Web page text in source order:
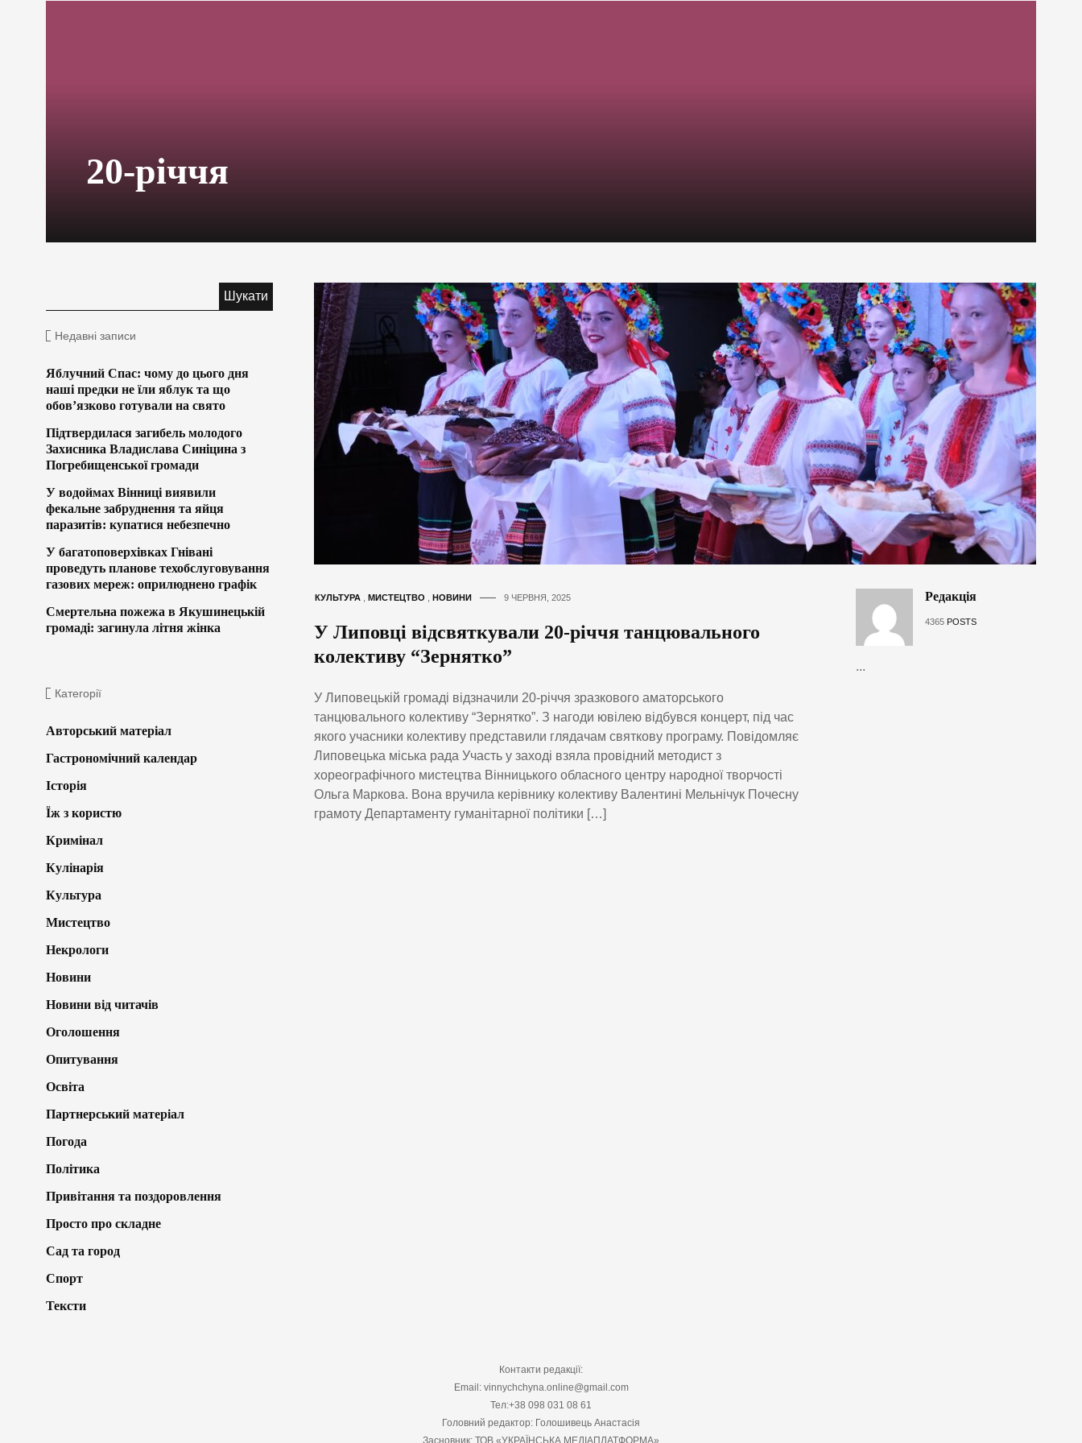
20-річчя
КУЛЬТУРА, МИСТЕЦТВО НОВИНИ 9 ЧЕРВНЯ, 2025
У Липовці відсвяткували 20-річчя танцювального
колективу “Зернятко”
У Липовецькій громаді відзначили 20-річчя зразкового аматорського
танцювального колективу “Зернятко”. З нагоди ювілею відбувся концерт, під час
якого учасники колективу представили глядачам святкову програму. Повідомляє
Липовецька міська рада Участь у заході взяла провідний методист з
хореографічного мистецтва Вінницького обласного центру народної творчості
Ольга Маркова. Вона вручила керівнику колективу Валентині Мельнічук Почесну
грамоту Департаменту гуманітарної політики […]
Редакція
4365 POSTS
...
Недавні записи
Яблучний Спас: чому до цього дня
наші предки не їли яблук та що
обов’язково готували на свято
Підтвердилася загибель молодого
Захисника Владислава Синіцина з
Погребищенської громади
У водоймах Вінниці виявили
фекальне забруднення та яйця
паразитів: купатися небезпечно
У багатоповерхівках Гнівані
проведуть планове техобслуговування
газових мереж: оприлюднено графік
Смертельна пожежа в Якушинецькій
громаді: загинула літня жінка
Категорії
Авторський матеріал
Гастрономічний календар
Історія
Їж з користю
Кримінал
Кулінарія
Культура
Мистецтво
Некрологи
Новини
Новини від читачів
Оголошення
Опитування
Освіта
Партнерський матеріал
Погода
Політика
Привітання та поздоровлення
Просто про складне
Сад та город
Спорт
Тексти
Контакти редакції:
Email: vinnychchyna.online@gmail.com
Тел:+38 098 031 08 61
Головний редактор: Голошивець Анастасія
Засновник: ТОВ «УКРАЇНСЬКА МЕДІАПЛАТФОРМА»